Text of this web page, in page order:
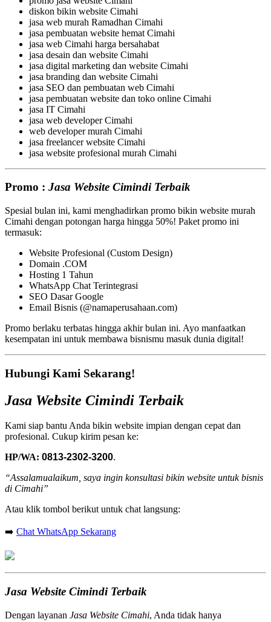
diskon bikin website Cimahi
jasa web murah Ramadhan Cimahi
jasa pembuatan website hemat Cimahi
jasa web Cimahi harga bersahabat
jasa desain dan website Cimahi
jasa digital marketing dan website Cimahi
jasa branding dan website Cimahi
jasa SEO dan pembuatan web Cimahi
jasa pembuatan website dan toko online Cimahi
jasa IT Cimahi
jasa web developer Cimahi
web developer murah Cimahi
jasa freelancer website Cimahi
jasa website profesional murah Cimahi
Promo : Jasa Website Cimindi Terbaik
Spesial bulan ini, kami menghadirkan promo bikin website murah
Cimahi dengan potongan harga hingga 50%! Paket promo ini
termasuk:
Website Profesional (Custom Design)
Domain .COM
Hosting 1 Tahun
WhatsApp Chat Terintegrasi
SEO Dasar Google
Email Bisnis (@namaperusahaan.com)
Promo berlaku terbatas hingga akhir bulan ini. Ayo manfaatkan
kesempatan ini untuk membawa bisnismu masuk dunia digital!
Hubungi Kami Sekarang!
Jasa Website Cimindi Terbaik
Kami siap bantu Anda bikin website impian dengan cepat dan
profesional. Cukup kirim pesan ke:
HP/WA: 0813-2302-3200.
“Assalamualaikum, saya ingin konsultasi bikin website untuk bisnis
di Cimahi”
Atau klik tombol berikut untuk chat langsung:
➡️ Chat WhatsApp Sekarang
Jasa Website Cimindi Terbaik
Dengan layanan Jasa Website Cimahi, Anda tidak hanya